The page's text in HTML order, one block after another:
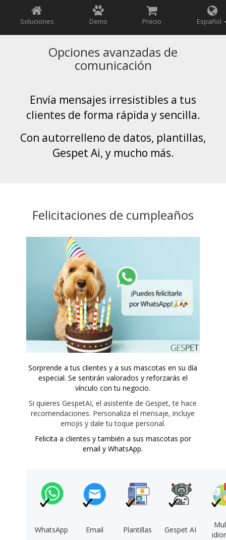
Soluciones Demo Precio Español
Opciones avanzadas de
comunicación
Envía mensajes irresistibles a tus
clientes de forma rápida y sencilla.
Con autorrelleno de datos, plantillas,
Gespet Ai, y mucho más.
Felicitaciones de cumpleaños
Sorprende a tus clientes y a sus mascotas en su día
especial. Se sentirán valorados y reforzarás el
vínculo con tu negocio.
Si quieres GespetAI, el asistente de Gespet, te hace
recomendaciones. Personaliza el mensaje, incluye
emojis y dale tu toque personal.
Felicita a clientes y también a sus mascotas por
email y WhatsApp.
WhatsApp Email Plantillas Gespet AI